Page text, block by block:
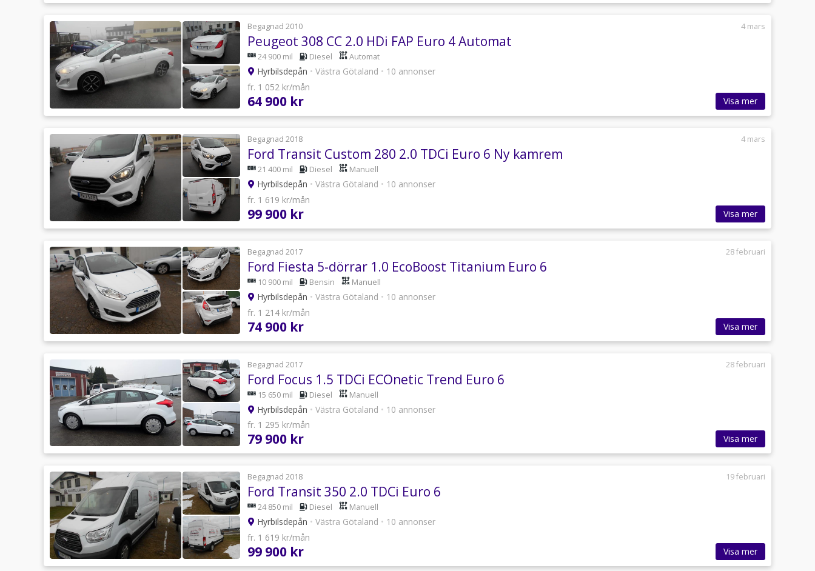
Begagnad 2010 4 mars
Peugeot 308 CC 2.0 HDi FAP Euro 4 Automat
24 900 mil Diesel Automat
Hyrbilsdepån • Västra Götaland • 10 annonser
fr. 1 052 kr/mån
64 900 kr Visa mer
Begagnad 2018 4 mars
Ford Transit Custom 280 2.0 TDCi Euro 6 Ny kamrem
21 400 mil Diesel Manuell
Hyrbilsdepån • Västra Götaland • 10 annonser
fr. 1 619 kr/mån
99 900 kr Visa mer
Begagnad 2017 28 februari
Ford Fiesta 5-dörrar 1.0 EcoBoost Titanium Euro 6
10 900 mil Bensin Manuell
Hyrbilsdepån • Västra Götaland • 10 annonser
fr. 1 214 kr/mån
74 900 kr Visa mer
Begagnad 2017 28 februari
Ford Focus 1.5 TDCi ECOnetic Trend Euro 6
15 650 mil Diesel Manuell
Hyrbilsdepån • Västra Götaland • 10 annonser
fr. 1 295 kr/mån
79 900 kr Visa mer
Begagnad 2018 19 februari
Ford Transit 350 2.0 TDCi Euro 6
24 850 mil Diesel Manuell
Hyrbilsdepån • Västra Götaland • 10 annonser
fr. 1 619 kr/mån
99 900 kr Visa mer